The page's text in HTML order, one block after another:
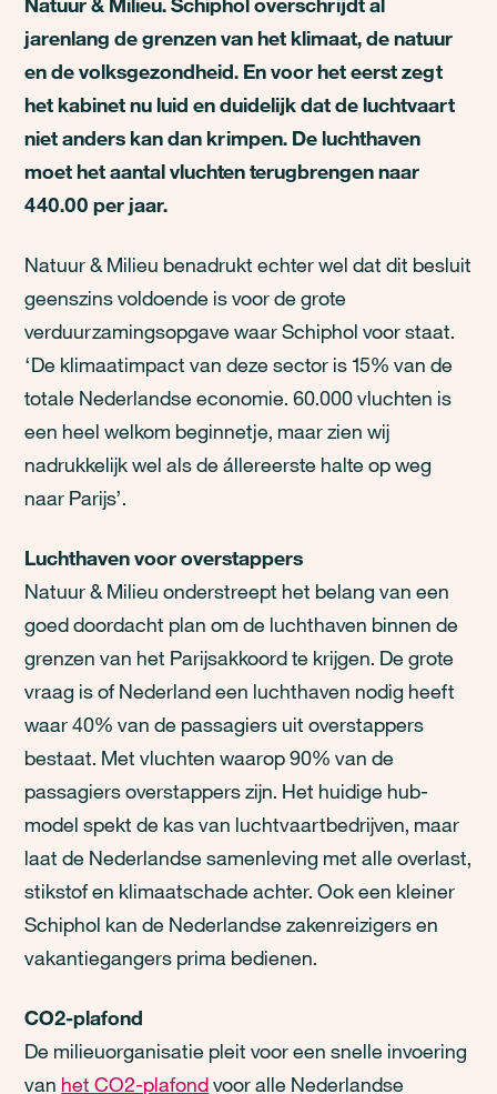
jarenlang de grenzen van het klimaat, de natuur
en de volksgezondheid. En voor het eerst zegt
het kabinet nu luid en duidelijk dat de luchtvaart
niet anders kan dan krimpen. De luchthaven
moet het aantal vluchten terugbrengen naar
440.00 per jaar.
Natuur & Milieu benadrukt echter wel dat dit besluit
geenszins voldoende is voor de grote
verduurzamingsopgave waar Schiphol voor staat.
‘De klimaatimpact van deze sector is 15% van de
totale Nederlandse economie. 60.000 vluchten is
een heel welkom beginnetje, maar zien wij
nadrukkelijk wel als de állereerste halte op weg
naar Parijs’.
Luchthaven voor overstappers
Natuur & Milieu onderstreept het belang van een
goed doordacht plan om de luchthaven binnen de
grenzen van het Parijsakkoord te krijgen. De grote
vraag is of Nederland een luchthaven nodig heeft
waar 40% van de passagiers uit overstappers
bestaat. Met vluchten waarop 90% van de
passagiers overstappers zijn. Het huidige hub-
model spekt de kas van luchtvaartbedrijven, maar
laat de Nederlandse samenleving met alle overlast,
stikstof en klimaatschade achter. Ook een kleiner
Schiphol kan de Nederlandse zakenreizigers en
vakantiegangers prima bedienen.
CO2-plafond
De milieuorganisatie pleit voor een snelle invoering
van het CO2-plafondvoor alle Nederlandse